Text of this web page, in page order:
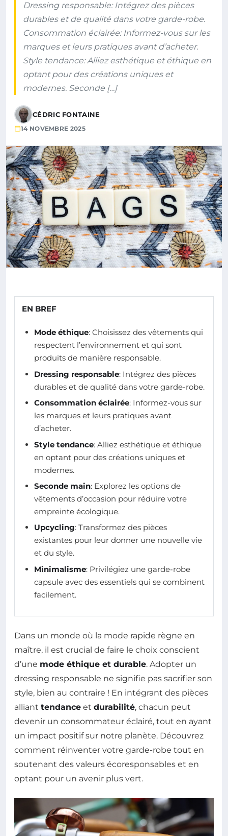
Dressing responsable: Intégrez des pièces
durables et de qualité dans votre garde-robe.
Consommation éclairée: Informez-vous sur les
marques et leurs pratiques avant d’acheter.
Style tendance: Alliez esthétique et éthique en
optant pour des créations uniques et
modernes. Seconde […]
CÉDRIC FONTAINE
14 NOVEMBRE 2025
EN BREF
Mode éthique: Choisissez des vêtements qui
respectent l’environnement et qui sont
produits de manière responsable.
Dressing responsable: Intégrez des pièces
durables et de qualité dans votre garde-robe.
Consommation éclairée: Informez-vous sur
les marques et leurs pratiques avant
d’acheter.
Style tendance: Alliez esthétique et éthique
en optant pour des créations uniques et
modernes.
Seconde main: Explorez les options de
vêtements d’occasion pour réduire votre
empreinte écologique.
Upcycling: Transformez des pièces
existantes pour leur donner une nouvelle vie
et du style.
Minimalisme: Privilégiez une garde-robe
capsule avec des essentiels qui se combinent
facilement.
Dans un monde où la mode rapide règne en
maître, il est crucial de faire le choix conscient
d’une mode éthique et durable. Adopter un
dressing responsable ne signifie pas sacrifier son
style, bien au contraire ! En intégrant des pièces
alliant tendance et durabilité, chacun peut
devenir un consommateur éclairé, tout en ayant
un impact positif sur notre planète. Découvrez
comment réinventer votre garde-robe tout en
soutenant des valeurs écoresponsables et en
optant pour un avenir plus vert.